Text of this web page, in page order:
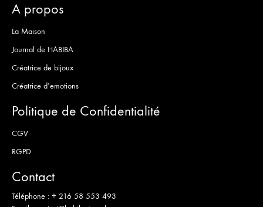
A propos
La Maison
Journal de HABIBA
Créatrice de bijoux
Créatrice d’emotions
Politique de Confidentialité
CGV
RGPD
Contact
Téléphone : + 216 58 553 493